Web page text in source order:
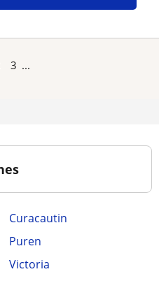
3 ...
Curacautin
Puren
Victoria